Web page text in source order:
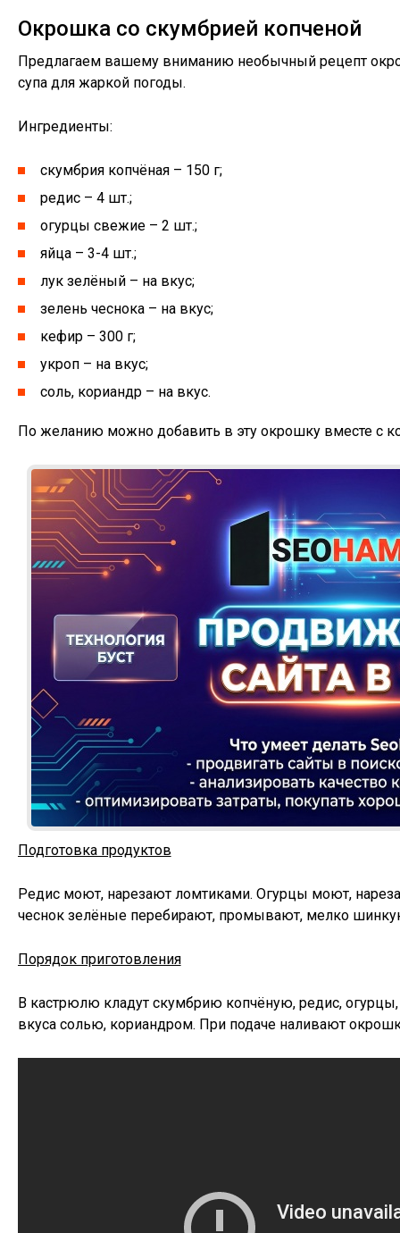
Окрошка со скумбрией копченой
Предлагаем вашему вниманию необычный рецепт
супа для жаркой погоды.
Ингредиенты:
скумбрия копчёная – 150 г;
редис – 4 шт.;
огурцы свежие – 2 шт.;
яйца – 3-4 шт.;
лук зелёный – на вкус;
зелень чеснока – на вкус;
кефир – 300 г;
укроп – на вкус;
соль, кориандр – на вкус.
По желанию можно добавить в эту окрошку вместе с
Подготовка продуктов
Редис моют, нарезают ломтиками. Огурцы моют,
чеснок зелёные перебирают, промывают, мелко
Порядок приготовления
В кастрюлю кладут скумбрию копчёную, редис,
вкуса солью, кориандром. При подаче наливают